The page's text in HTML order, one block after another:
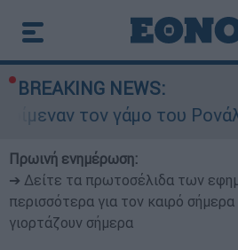
BREAKING NEWS:
γάμο του Ρονάλντο στη
Πρωινή ενημέρωση:
➔ Δείτε τα πρωτοσέλιδα των
περισσότερα για τον καιρό σήμερα
γιορτάζουν σήμερα